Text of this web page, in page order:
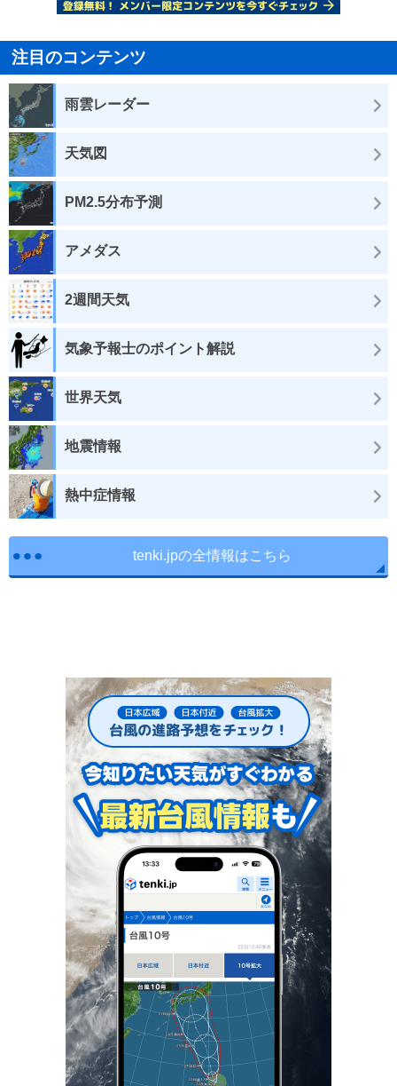
注目のコンテンツ
雨雲レーダー
天気図
PM2.5分布予測
アメダス
2週間天気
気象予報士のポイント解説
世界天気
地震情報
熱中症情報
tenki.jpの全情報はこちら